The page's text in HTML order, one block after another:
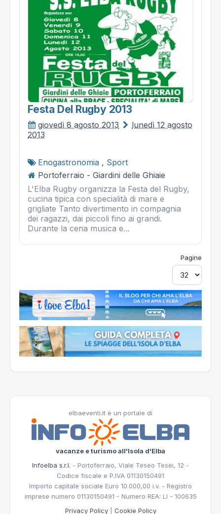
Festa Del Rugby 2013
giovedì 8 agosto 2013
lunedì 12 agosto
2013
Enogastronomia , Sport
Portoferraio - Giardini delle Ghiaie
L'Elba Rugby organizza la Festa del Rugby,
cucina tipica con specialità di mare e
grigliate Tanto divertimento in compagnia
dei ragazzi, dai piccoli fino ai grandi.
Durante la cena musica e...
Pagine
elbaeventi.it è un portale di
vacanze e turismo all'Isola d'Elba
Infoelba s.r.l. - Portoferraio, Viale Teseo Tesei, 12 -
Codice fiscale e P.IVA 01130150491
Importo capitale sociale Euro 10.000,00 i.v. - Registro
imprese numero 01130150491 - Numero REA: LI - 100635
Privacy Policy| Cookie Policy